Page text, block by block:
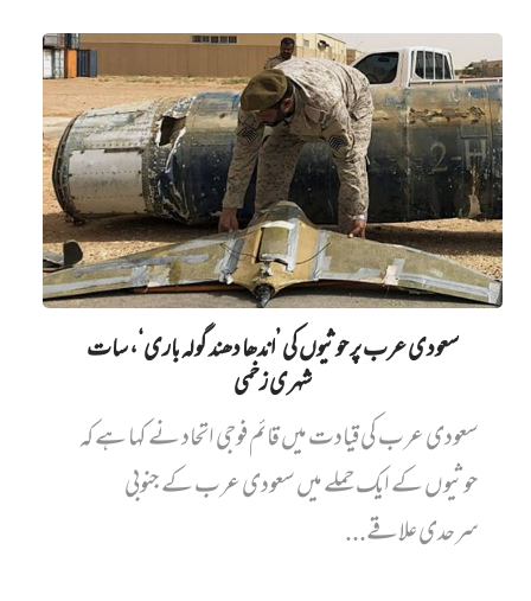
سعودی عرب پر حوثیوں کی ’اندھا دھند گولہ باری‘، سات
شہری زخمی
سعودی عرب کی قیادت میں قائم فوجی اتحاد نے کہا ہے کہ
حوثیوں کے ایک حملے میں سعودی عرب کے جنوبی
سرحدی علاقے...